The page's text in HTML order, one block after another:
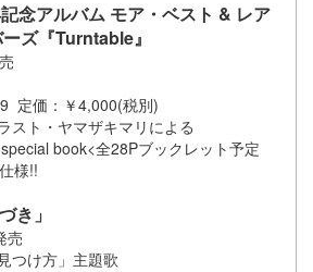
念アルバム モア・ベスト & レア
ズ『Turntable』
定価：￥4,000(税別)
スト・ヤマザキマリによる
book<全28Pブックレット予定
様!!
き」
売
つけ方」主題歌